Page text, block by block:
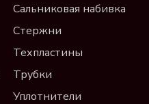
Сальниковая набивка
Стержни
Техпластины
Трубки
Уплотнители